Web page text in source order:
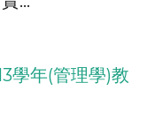
學年(管理學)教